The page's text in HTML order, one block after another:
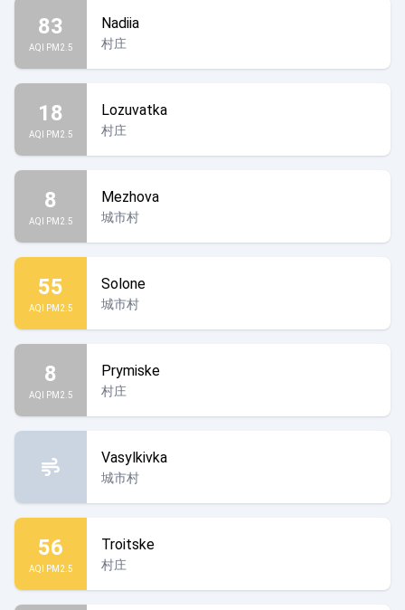
83
AQI PM2.5
Nadiia
村庄
18
AQI PM2.5
Lozuvatka
村庄
8
AQI PM2.5
Mezhova
城市村
55
AQI PM2.5
Solone
城市村
8
AQI PM2.5
Prymiske
村庄
Vasylkivka
城市村
56
AQI PM2.5
Troitske
村庄